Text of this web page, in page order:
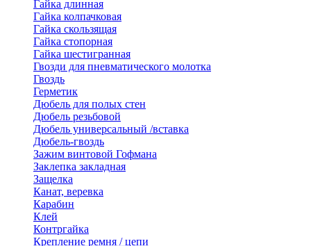
Гайка длинная
Гайка колпачковая
Гайка скользящая
Гайка стопорная
Гайка шестигранная
Гвозди для пневматического молотка
Гвоздь
Герметик
Дюбель для полых стен
Дюбель резьбовой
Дюбель универсальный /вставка
Дюбель-гвоздь
Зажим винтовой Гофмана
Заклепка закладная
Защелка
Канат, веревка
Карабин
Клей
Контргайка
Крепление ремня / цепи